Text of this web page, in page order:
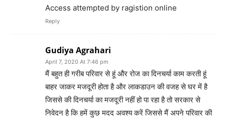
Access attempted by ragistion online
Reply
Gudiya Agrahari
April 7, 2020 At 7:46 pm
मैं बहुत ही गरीब परिवार से हूं और रोज का दिनचर्या काम करती हूं
बाहर जाकर मजदूरी होता है और लाकडाउन की वजह से घर में है
जिससे की दिनचर्या का मजदूरी नहीं हो पा रहा है तो सरकार से
निवेदन है कि हमें कुछ मदद अवश्य करें जिससे मैं अपने परिवार की